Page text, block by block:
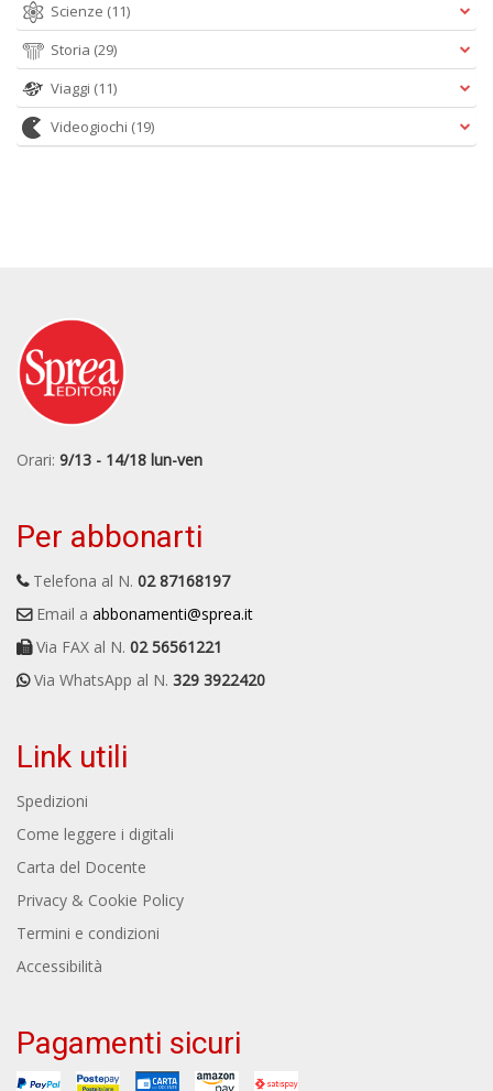
Scienze (11)
Storia (29)
Viaggi (11)
Videogiochi (19)
Orari: 9/13 - 14/18 lun-ven
Per abbonarti
Telefona al N. 02 87168197
Email a abbonamenti@sprea.it
Via FAX al N. 02 56561221
Via WhatsApp al N. 329 3922420
Link utili
Spedizioni
Come leggere i digitali
Carta del Docente
Privacy & Cookie Policy
Termini e condizioni
Accessibilità
Pagamenti sicuri